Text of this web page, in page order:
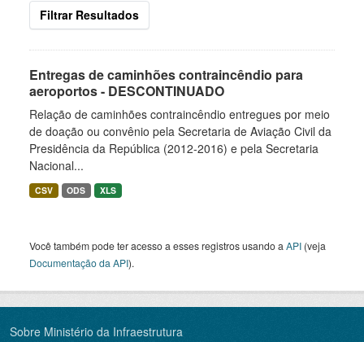
Filtrar Resultados
Entregas de caminhões contraincêndio para
aeroportos - DESCONTINUADO
Relação de caminhões contraincêndio entregues por meio
de doação ou convênio pela Secretaria de Aviação Civil da
Presidência da República (2012-2016) e pela Secretaria
Nacional...
CSV ODS XLS
Você também pode ter acesso a esses registros usando a API (veja
Documentação da API).
Sobre Ministério da Infraestrutura